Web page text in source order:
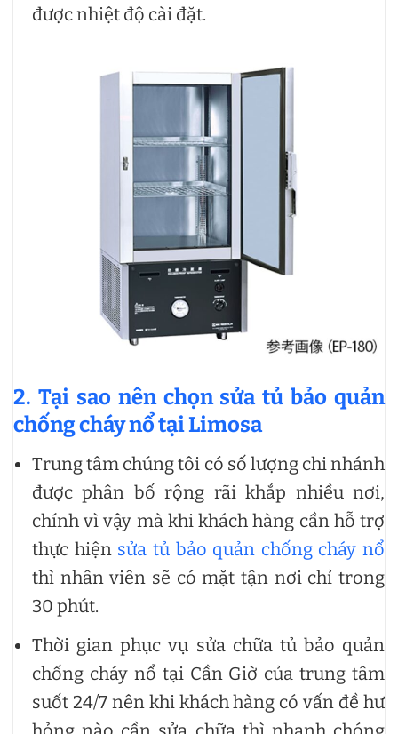
được nhiệt độ cài đặt.
2. Tại sao nên chọn sửa tủ bảo quản
chống cháy nổ tại Limosa
Trung tâm chúng tôi có số lượng chi nhánh
được phân bố rộng rãi khắp nhiều nơi,
chính vì vậy mà khi khách hàng cần hỗ trợ
thực hiện sửa tủ bảo quản chống cháy nổ
thì nhân viên sẽ có mặt tận nơi chỉ trong
30 phút.
Thời gian phục vụ sửa chữa tủ bảo quản
chống cháy nổ tại Cần Giờ của trung tâm
suốt 24/7 nên khi khách hàng có vấn đề hư